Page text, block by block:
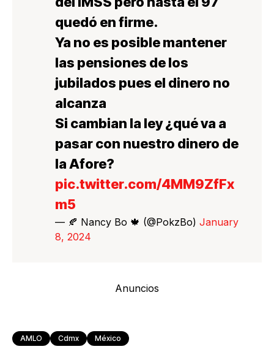
quedó en firme.
Ya no es posible mantener
las pensiones de los
jubilados pues el dinero no
alcanza
Si cambian la ley ¿qué va a
pasar con nuestro dinero de
la Afore?
pic.twitter.com/4MM9ZfFx
m5
— 🍂 Nancy Bo 🍁 (@PokzBo) January
8, 2024
Anuncios
AMLO Cdmx México